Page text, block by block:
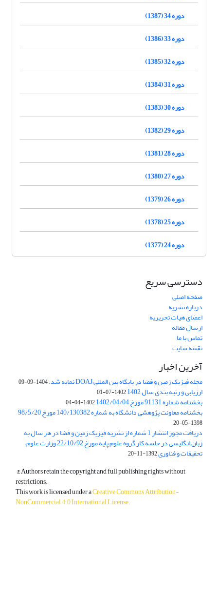
دوره 34 (1387)
دوره 33 (1386)
دوره 32 (1385)
دوره 31 (1384)
دوره 30 (1383)
دوره 29 (1382)
دوره 28 (1381)
دوره 27 (1380)
دوره 26 (1379)
دوره 25 (1378)
دوره 24 (1377)
دسترسی سریع
صفحه اصلی
درباره نشریه
اعضای هیات تحریریه
ارسال مقاله
تماس با ما
نقشه سایت
آخرین اخبار
مجله فیزیک زمین و فضا در پایگاه بین المللی DOAJ نمایه شد. 1404-09-09
ارزیابی و رتبه بندی سال 1402 1402-07-01
بخشنامه شماره 91131 مورخ 1402/04/04 1402-04-04
بخشنامه معاونت پژوهشی دانشگاه به شماره 140/130382 مورخ 98/5/20
1398-05-20
دریافت مجوز انتشار 1 شماره از نشریه فیزیک زمین و فضا در هر سال به
زبان انگلیسی در جلسه کار گروه علوم پایه مورخ 22/10/92 وزارت علوم،
تحقیقات و فناوری1392-11-20
© Authors retain the copyright and full publishing rights without
restrictions.
This work is licensed under aCreative Commons Attribution-
NonCommercial 4.0 International License.